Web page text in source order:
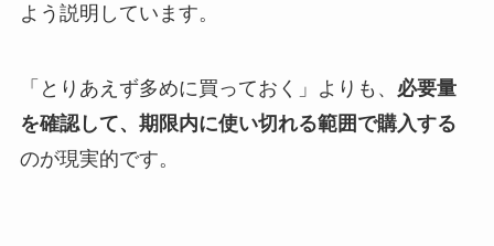
よう説明しています。
「とりあえず多めに買っておく」よりも、 必要量
を確認して、期限内に使い切れる範囲で購入する
のが現実的です。